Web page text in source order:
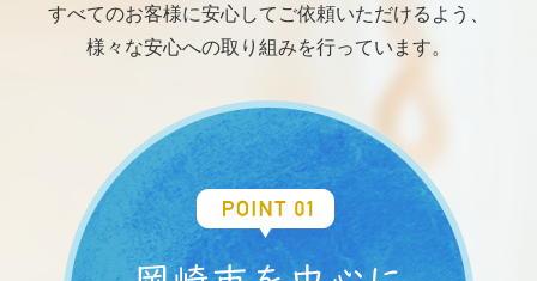
すべてのお客様に安心してご依頼いただけるよう、
様々な安心への取り組みを行っています。